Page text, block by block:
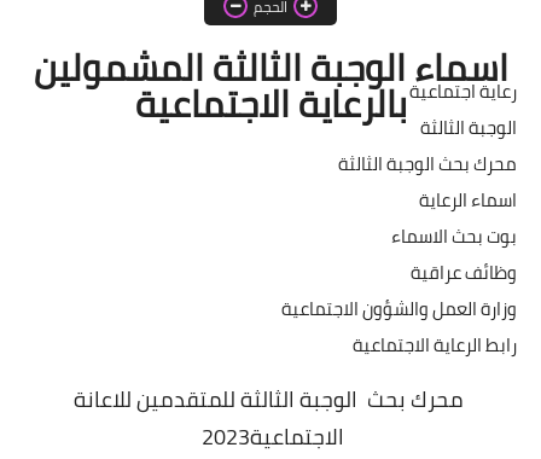
اخبار الطلبة
الاخبار العامة
الحجم
اسماء الوجبة الثالثة المشمولين
بالرعاية الاجتماعيةرعاية اجتماعية
الوجبة الثالثة
محرك بحث الوجبة الثالثة
اسماء الرعاية
بوت بحث الاسماء
وظائف عراقية
وزارة العمل والشؤون الاجتماعية
رابط الرعاية الاجتماعية
محرك بحث الوجبة الثالثة للمتقدمين للاعانة
الاجتماعية2023